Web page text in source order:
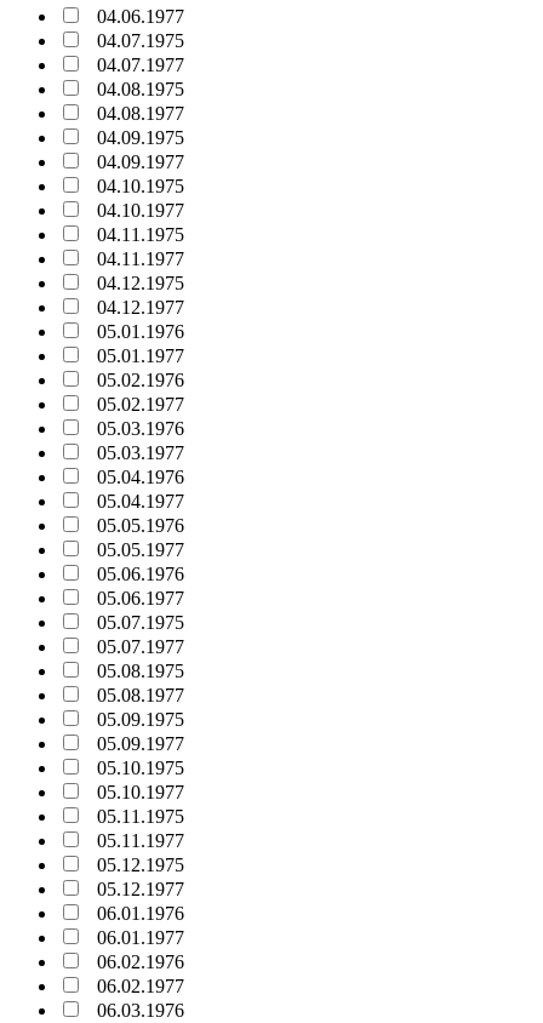
04.06.1977
04.07.1975
04.07.1977
04.08.1975
04.08.1977
04.09.1975
04.09.1977
04.10.1975
04.10.1977
04.11.1975
04.11.1977
04.12.1975
04.12.1977
05.01.1976
05.01.1977
05.02.1976
05.02.1977
05.03.1976
05.03.1977
05.04.1976
05.04.1977
05.05.1976
05.05.1977
05.06.1976
05.06.1977
05.07.1975
05.07.1977
05.08.1975
05.08.1977
05.09.1975
05.09.1977
05.10.1975
05.10.1977
05.11.1975
05.11.1977
05.12.1975
05.12.1977
06.01.1976
06.01.1977
06.02.1976
06.02.1977
06.03.1976